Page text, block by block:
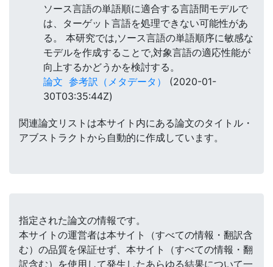
ソース言語の単語順に適合する言語間モデルで
は、ターゲット言語を処理できない可能性があ
る。 本研究では,ソース言語の単語順序に敏感な
モデルを作成することで,対象言語の適応性能が
向上するかどうかを検討する。
論文 参考訳（メタデータ）
(2020-01-
30T03:35:44Z)
関連論文リストは本サイト内にある論文のタイトル・
アブストラクトから自動的に作成しています。
指定された論文の情報です。
本サイトの運営者は本サイト（すべての情報・翻訳含
む）の品質を保証せず、本サイト（すべての情報・翻
訳含む）を使用して発生したあらゆる結果について一